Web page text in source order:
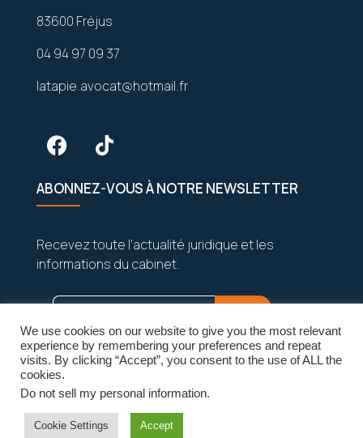
83600 Fréjus
04 94 97 09 37
latapie.avocat@hotmail.fr
ABONNEZ-VOUS À NOTRE NEWSLETTER
Recevez toute l’actualité juridique et les
informations du cabinet.
Vos données sont strictement confidentielles
et seront jamais partagées.
We use cookies on our website to give you the most relevant
experience by remembering your preferences and repeat
visits. By clicking “Accept”, you consent to the use of ALL the
cookies.
Do not sell my personal information.
Cookie Settings Accept